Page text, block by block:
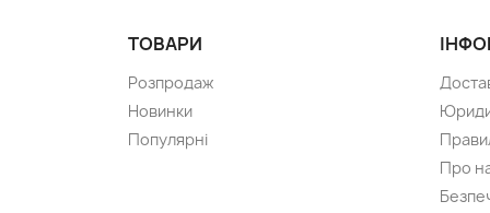
ТОВАРИ
Розпродаж
Новинки
Популярні
Про